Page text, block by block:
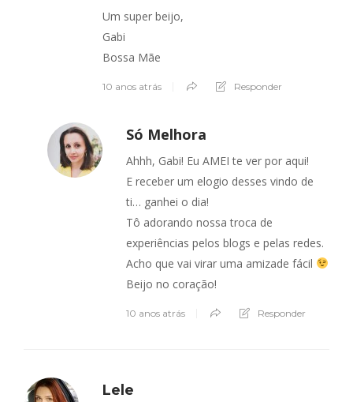
Um super beijo,
Gabi
Bossa Mãe
10 anos atrás Responder
Só Melhora
Ahhh, Gabi! Eu AMEI te ver por aqui!
E receber um elogio desses vindo de
ti… ganhei o dia!
Tô adorando nossa troca de
experiências pelos blogs e pelas redes.
Acho que vai virar uma amizade fácil
Beijo no coração!
10 anos atrás Responder
Lele